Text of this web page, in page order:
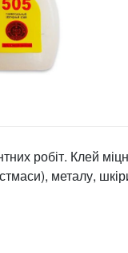
робіт. Клей
металу,